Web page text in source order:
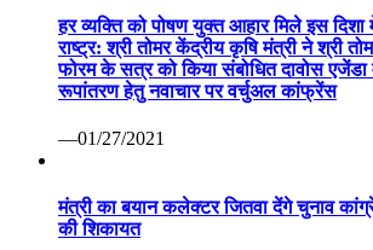
हर व्यक्ति को पोषण युक्त आहार मिले इस
राष्ट्र: श्री तोमर केंद्रीय कृषि मंत्री ने श्री
फोरम के सत्र को किया संबोधित दावोस एजेंडा
रूपांतरण हेतु नवाचार पर वर्चुअल कांफ्रेंस
—01/27/2021
मंत्री का बयान कलेक्टर जितवा देंगे चुनाव
की शिकायत